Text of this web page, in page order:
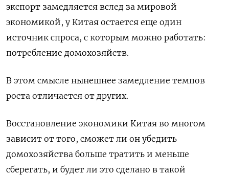
экспорт замедляется вслед за мировой
экономикой, у Китая остается еще один
источник спроса, с которым можно работать:
потребление домохозяйств.
В этом смысле нынешнее замедление темпов
роста отличается от других.
Восстановление экономики Китая во многом
зависит от того, сможет ли он убедить
домохозяйства больше тратить и меньше
сберегать, и будет ли это сделано в такой